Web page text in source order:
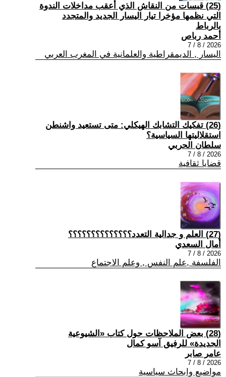
(25) قبسات من النقاش الذي أعقب مداخلات الندوة
التي نظمها مؤخرا تيار اليسار الجديد والمتجدد
بالرباط
أحمد رباص
2026 / 8 / 7
اليسار , الديمقراطية والعلمانية في المغرب العربي
(26) تفكيك التشابك الهيكلي: متى تستعيد واشنطن
استقلاليتها السياسية؟
سلطان الحربي
2026 / 8 / 7
قضايا ثقافية
(27) العلم و جدالية التعدد؟؟؟؟؟؟؟؟؟؟؟؟؟؟
أمال السعدي
2026 / 8 / 7
الفلسفة ,علم النفس , وعلم الاجتماع
(28) بعض الملاحظات حول كتاب «الشيوعية
الجديدة» للرفيق آسو كمال
عامر صابر
2026 / 8 / 7
مواضيع وابحاث سياسية